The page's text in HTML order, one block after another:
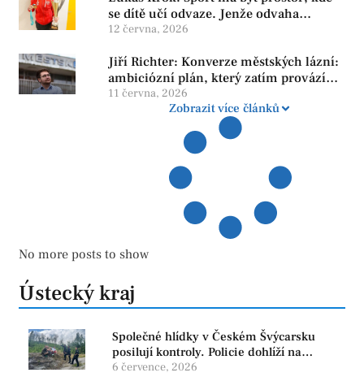
se dítě učí odvaze. Jenže odvaha
neroste tam, kde se bojí udělat chybu.
12 června, 2026
Jiří Richter: Konverze městských lázní:
ambiciózní plán, který zatím provází
více otazníků než jistot
11 června, 2026
Zobrazit více článků
No more posts to show
Ústecký kraj
Společné hlídky v Českém Švýcarsku
posilují kontroly. Policie dohlíží na
bezpečnost i ochranu přírody
6 července, 2026